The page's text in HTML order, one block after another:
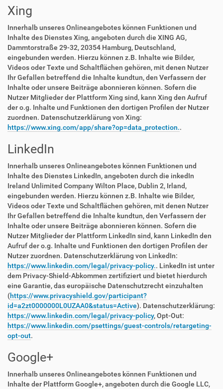
Xing
Innerhalb unseres Onlineangebotes können Funktionen und
Inhalte des Dienstes Xing, angeboten durch die XING AG,
Dammtorstraße 29-32, 20354 Hamburg, Deutschland,
eingebunden werden. Hierzu können z.B. Inhalte wie Bilder,
Videos oder Texte und Schaltflächen gehören, mit denen Nutzer
Ihr Gefallen betreffend die Inhalte kundtun, den Verfassern der
Inhalte oder unsere Beiträge abonnieren können. Sofern die
Nutzer Mitglieder der Plattform Xing sind, kann Xing den Aufruf
der o.g. Inhalte und Funktionen den dortigen Profilen der Nutzer
zuordnen. Datenschutzerklärung von Xing:
https://www.xing.com/app/share?op=data_protection..
LinkedIn
Innerhalb unseres Onlineangebotes können Funktionen und
Inhalte des Dienstes LinkedIn, angeboten durch die inkedIn
Ireland Unlimited Company Wilton Place, Dublin 2, Irland,
eingebunden werden. Hierzu können z.B. Inhalte wie Bilder,
Videos oder Texte und Schaltflächen gehören, mit denen Nutzer
Ihr Gefallen betreffend die Inhalte kundtun, den Verfassern der
Inhalte oder unsere Beiträge abonnieren können. Sofern die
Nutzer Mitglieder der Plattform LinkedIn sind, kann LinkedIn den
Aufruf der o.g. Inhalte und Funktionen den dortigen Profilen der
Nutzer zuordnen. Datenschutzerklärung von LinkedIn:
https://www.linkedin.com/legal/privacy-policy.. LinkedIn ist unter
dem Privacy-Shield-Abkommen zertifiziert und bietet hierdurch
eine Garantie, das europäische Datenschutzrecht einzuhalten
(https://www.privacyshield.gov/participant?
id=a2zt0000000L0UZAA0&status=Active). Datenschutzerklärung:
https://www.linkedin.com/legal/privacy-policy, Opt-Out:
https://www.linkedin.com/psettings/guest-controls/retargeting-
opt-out.
Google+
Innerhalb unseres Onlineangebotes können Funktionen und
Inhalte der Plattform Google+, angeboten durch die Google LLC,